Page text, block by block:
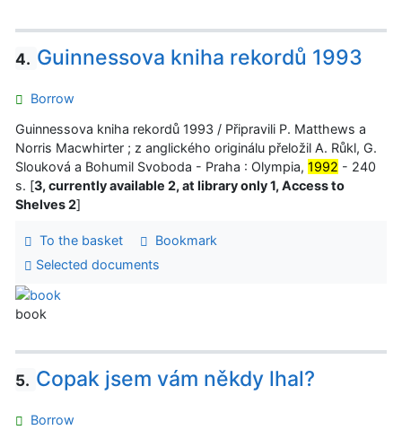
4. Guinnessova kniha rekordů 1993
Borrow
Guinnessova kniha rekordů 1993 / Připravili P. Matthews a
Norris Macwhirter ; z anglického originálu přeložil A. Růkl, G.
Slouková a Bohumil Svoboda - Praha : Olympia, 1992 - 240
s. [3, currently available 2, at library only 1, Access to
Shelves 2]
To the basket
Bookmark
Selected documents
book
5. Copak jsem vám někdy lhal?
Borrow